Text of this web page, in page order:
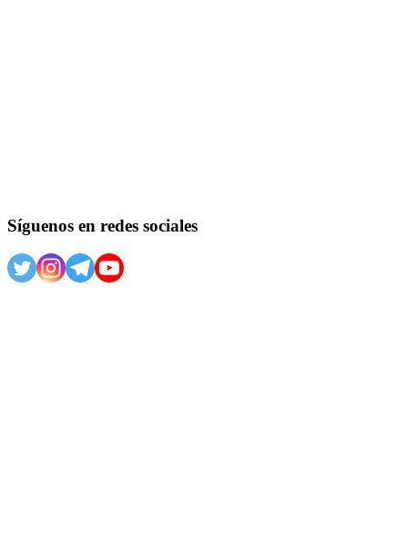
Síguenos en redes sociales